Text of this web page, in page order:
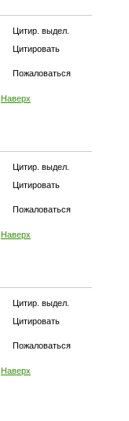
Цитир. выдел.
Цитировать
Пожаловаться
Наверх
Цитир. выдел.
Цитировать
Пожаловаться
Наверх
Цитир. выдел.
Цитировать
Пожаловаться
Наверх